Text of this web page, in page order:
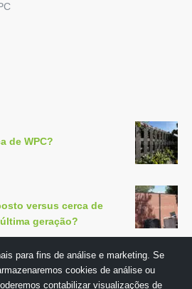
de WPC?
versus cerca de
geração?
para fins de análise e marketing. Se
cookies de análise ou
contabilizar visualizações de